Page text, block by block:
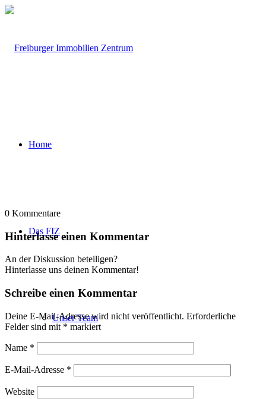
Home
Das FIZ
Unser Team
0 Kommentare
Hinterlasse einen Kommentar
An der Diskussion beteiligen?
Hinterlasse uns deinen Kommentar!
Schreibe einen Kommentar
Deine E-Mail-Adresse wird nicht veröffentlicht. Erforderliche
Felder sind mit * markiert
Name *
E-Mail-Adresse *
Website